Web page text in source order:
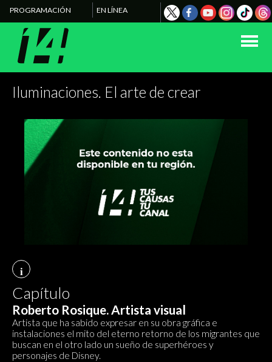
PROGRAMACIÓN EN LÍNEA
Iluminaciones. El arte de crear
i
Capítulo
Roberto Rosique. Artista visual
Artista que ha sabido expresar en su obra gráfica e
instalaciones el mito del eterno retorno de los migrantes que
buscan en el otro lado un sueño de superhéroes y
personajes de Disney.